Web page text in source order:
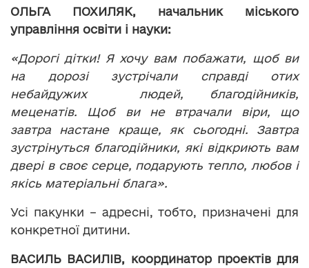
ОЛЬГА ПОХИЛЯК, начальник міського
управління освіти і науки:
«Дорогі дітки! Я хочу вам побажати, щоб ви
на дорозі зустрічали справді отих
небайдужих людей, благодійників,
меценатів. Щоб ви не втрачали віри, що
завтра настане краще, як сьогодні. Завтра
зустрінуться благодійники, які відкриють вам
двері в своє серце, подарують тепло, любов і
якісь матеріальні блага».
Усі пакунки – адресні, тобто, призначені для
конкретної дитини.
ВАСИЛЬ ВАСИЛІВ, координатор проектів для